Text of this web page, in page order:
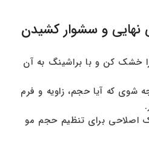
نهایی و سشوار کشیدن
را خشک کن و با براشینگ به آن
شوی که آیا حجم، زاویه و فرم
اصلاحی برای تنظیم حجم مو